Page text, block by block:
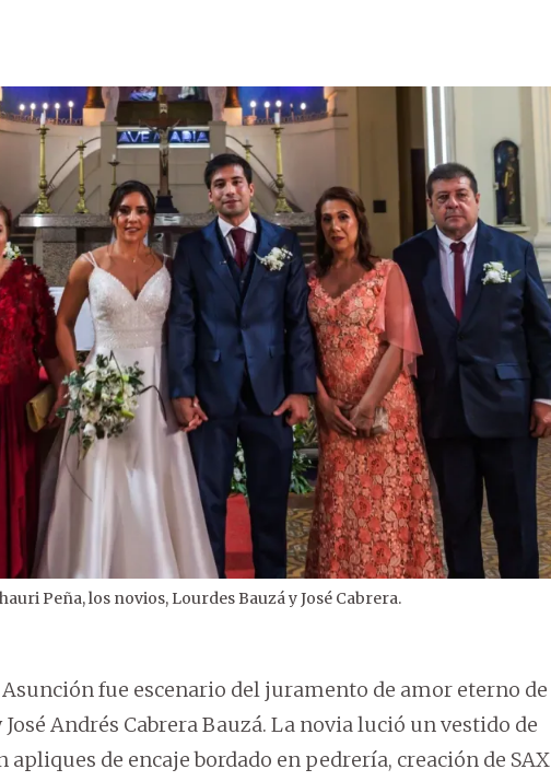
Peña, los novios, Lourdes Bauzá y José Cabrera.
fue escenario del juramento de amor eterno de
Andrés Cabrera Bauzá. La novia lució un vestido de
de encaje bordado en pedrería, creación de SAX